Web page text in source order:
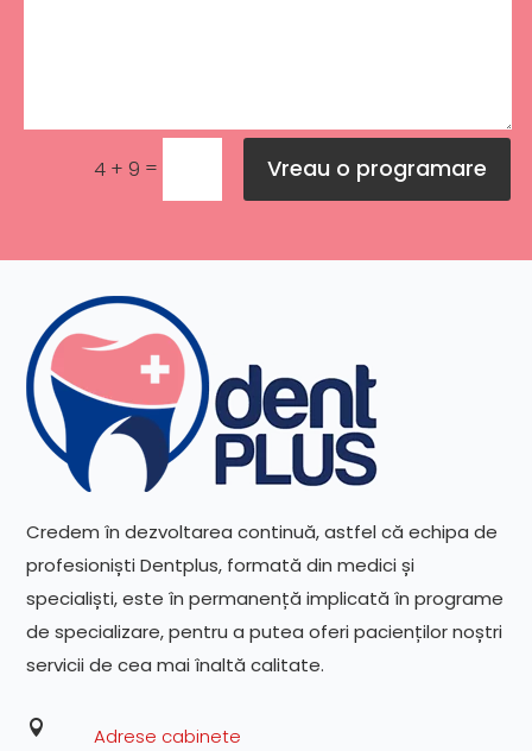
4 + 9 = Vreau o programare
Credem în dezvoltarea continuă, astfel că echipa de
profesioniști Dentplus, formată din medici și
specialiști, este în permanență implicată în programe
de specializare, pentru a putea oferi pacienților noștri
servicii de cea mai înaltă calitate.
 Adrese cabinete